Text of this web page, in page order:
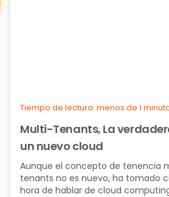
Tiempo de lectura: menos de 1
Multi-Tenants, La
un nuevo cloud
Aunque el concepto de tenencia
tenants no es nuevo, ha tomado
hora de hablar de cloud